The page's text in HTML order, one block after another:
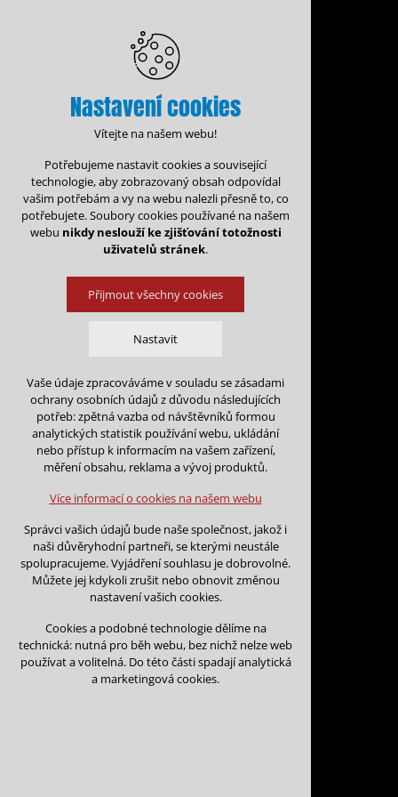
Administrace rezervací
Rezervace na:
Zpět na kalendář
Na tento den nejsou podány
Na tento den nelze podávat
Nastavení cookies
Vítejte na našem webu!
Potřebujeme nastavit cookies a související
technologie, aby zobrazovaný obsah odpovídal
vašim potřebám a vy na webu nalezli přesně to, co
potřebujete. Soubory cookies používané na našem
webu nikdy neslouží ke zjišťování totožnosti
uživatelů stránek.
Přijmout všechny cookies
Nastavit
Technická cookies
nutná pro provozování webu
udržení kontextu stránek (session):
případná přihlášení, volby jazyka, apod.
Volitelná cookies
analytická pro anonymizované vyhodnocení
návštěvnosti
marketingová cookies (Google)
Více informací o cookies na našem webu
Odmítnout vše
Vaše údaje zpracováváme v souladu se zásadami
ochrany osobních údajů z důvodu následujících
potřeb: zpětná vazba od návštěvníků formou
analytických statistik používání webu, ukládání
nebo přístup k informacím na vašem zařízení,
měření obsahu, reklama a vývoj produktů.
Více informací o cookies na našem webu
Správci vašich údajů bude naše společnost, jakož i
naši důvěryhodní partneři, se kterými neustále
spolupracujeme. Vyjádření souhlasu je dobrovolné.
Můžete jej kdykoli zrušit nebo obnovit změnou
nastavení vašich cookies.
Cookies a podobné technologie dělíme na
technická: nutná pro běh webu, bez nichž nelze web
používat a volitelná. Do této části spadají analytická
a marketingová cookies.